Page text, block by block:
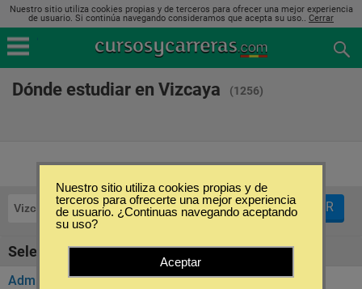
Nuestro sitio utiliza cookies propias y de terceros para ofrecer una mejor experiencia
de usuario. Si continúa navegando consideramos que acepta su uso.. Cerrar
Dónde estudiar en Vizcaya (1256)
Vizcaya FILTRAR
Seleccione la categoría
Administración Pública(273)
Nuestro sitio utiliza cookies propias y de
terceros para ofrecerte una mejor experiencia
de usuario. ¿Continuas navegando aceptando
su uso?
Aceptar